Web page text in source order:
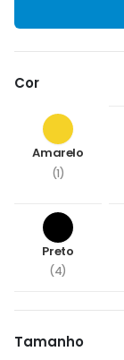
Cor
Amarelo
(1)
Preto
(4)
Tamanho